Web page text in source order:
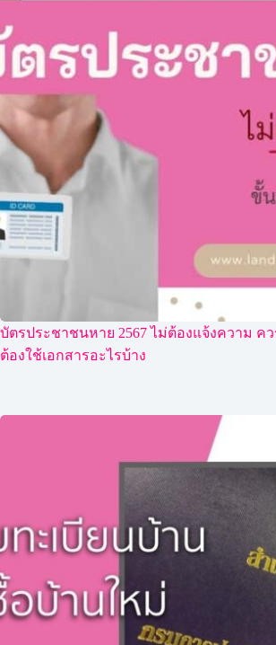
บัตรประชาชนหาย 2567 ไม่ต้องแจ้งความ คว
ต้องใช้เอกสารอะไรบ้าง